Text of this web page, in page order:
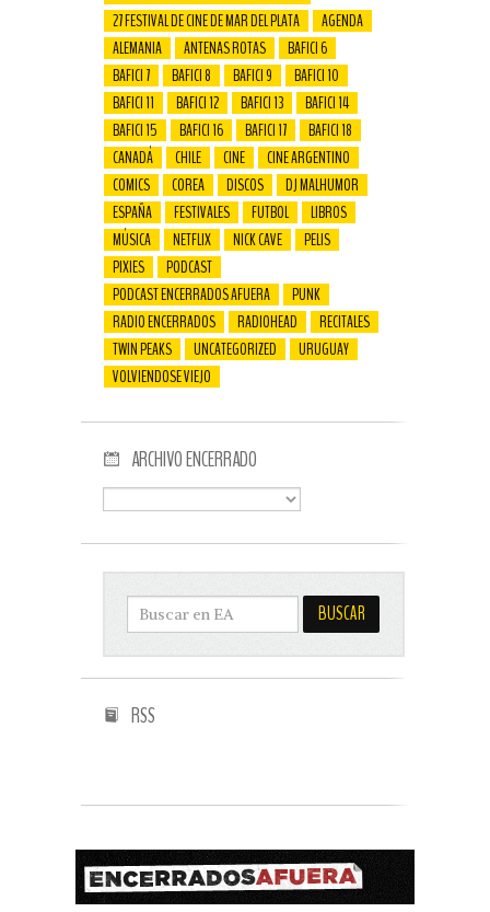
27 FESTIVAL DE CINE DE MAR DEL PLATA
AGENDA
ALEMANIA
ANTENAS ROTAS
BAFICI 6
BAFICI 7
BAFICI 8 BAFICI 9
BAFICI 10
BAFICI 11
BAFICI 12 BAFICI 13
BAFICI 14
BAFICI 15
BAFICI 16 BAFICI 17
BAFICI 18
CANADÁ
CHILE CINE
CINE ARGENTINO
COMICS
COREA DISCOS
DJ MALHUMOR
ESPAÑA
FESTIVALES FUTBOL
LIBROS
MÚSICA
NETFLIX NICK CAVE
PELIS
PIXIES
PODCAST
PODCAST ENCERRADOS AFUERA
PUNK
RADIO ENCERRADOS
RADIOHEAD
RECITALES
TWIN PEAKS
UNCATEGORIZED
URUGUAY
VOLVIENDOSE VIEJO
ARCHIVO ENCERRADO
RSS